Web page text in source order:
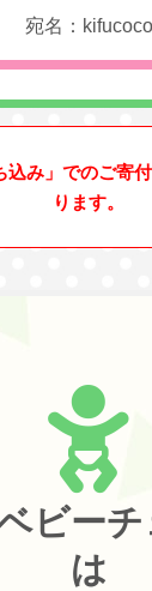
宛名：kifucoco
込み」でのご寄
ります。
ビー
は